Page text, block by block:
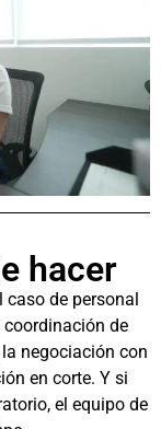
hacer
caso de personal
de
negociación con
en corte. Y si
el equipo de